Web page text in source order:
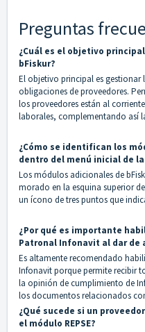
Preguntas
¿Cuál es el objetivo
bFiskur?
El objetivo principal es
obligaciones de proveedores.
los proveedores están al
laborales, complementando así
¿Cómo se identifican los
dentro del menú inicial de
Los módulos adicionales de
morado en la esquina superior
un ícono de tres puntos que
¿Por qué es importante
Patronal Infonavit al dar de
Es altamente recomendado
Infonavit porque permite recibir
la opinión de cumplimiento de
los documentos relacionados
¿Qué sucede si un
el módulo REPSE?